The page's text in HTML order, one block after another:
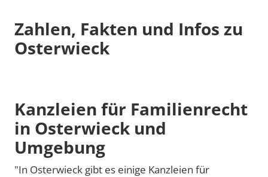
Zahlen, Fakten und Infos zu
Osterwieck
Kanzleien für Familienrecht
in Osterwieck und
Umgebung
"In Osterwieck gibt es einige Kanzleien für